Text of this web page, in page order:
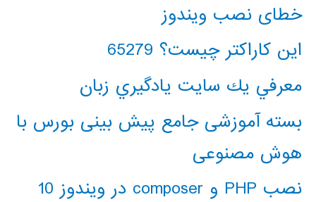
خطای نصب ویندوز
این کاراکتر چیست؟ 65279
معرفي يك سايت يادگيري زبان
بسته آموزشی جامع پیش بینی بورس با
هوش مصنوعی
نصب PHP و composer در ویندوز 10